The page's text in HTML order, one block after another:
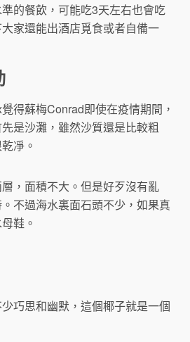
的餐飲，可能吃3天左右也會吃
家還能出酒店覓食或者自備一
得蘇梅Conrad即使在疫情期間，
是沙灘，雖然沙質還是比較粗
凈。
，面積不大。但是好歹沒有亂
不過海水裏面石頭不少，如果真
鞋。
巧思和幽默，這個椰子就是一個